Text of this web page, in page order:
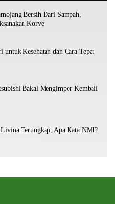
Bersih Dari Sampah,
Korve
untuk Kesehatan dan Cara Tepat
Bakal Mengimpor Kembali
Livina Terungkap, Apa Kata NMI?